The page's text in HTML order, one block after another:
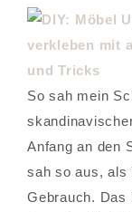
So sah mein
Anfang an den
sah so aus, als
Gebrauch. Das